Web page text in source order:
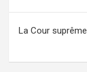
l’article
La Cour